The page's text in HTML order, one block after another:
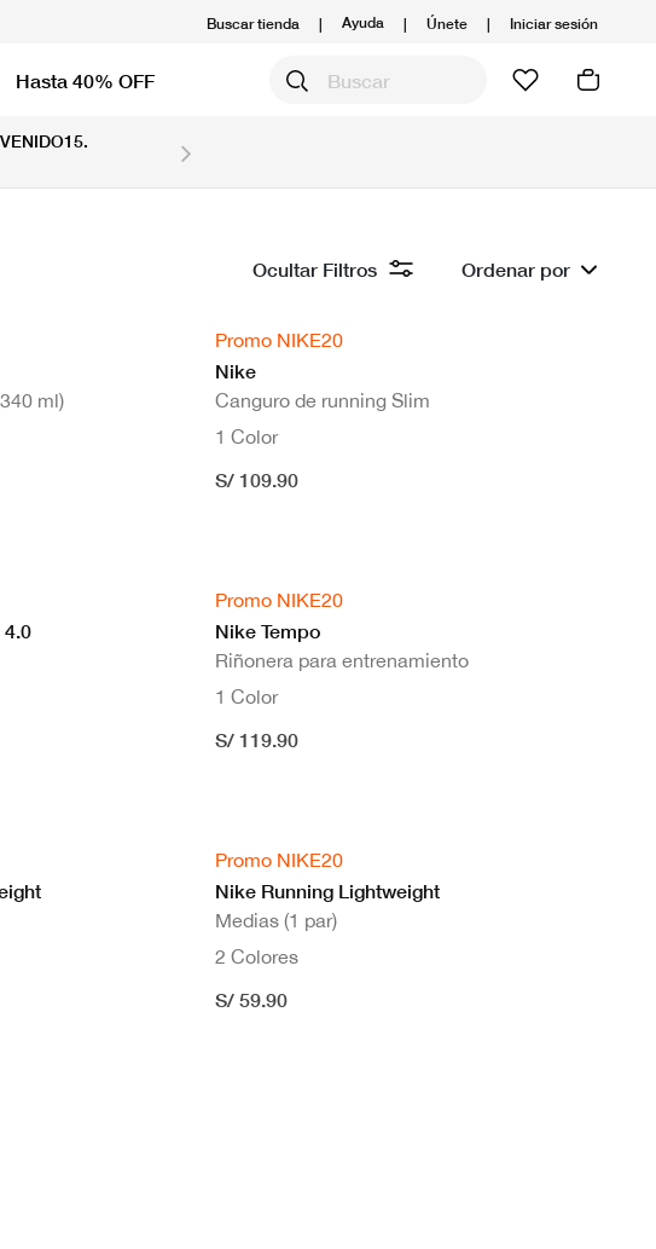
Buscar tienda | Ayuda | Únete | Iniciar sesión
Hasta 40% OFF
Ocultar Filtros Ordenar por
ml)
Promo NIKE20
Nike
Canguro de running Slim
1 Color
S/ 109.90
Promo NIKE20
Nike Tempo
Riñonera para entrenamiento
1 Color
S/ 119.90
Promo NIKE20
Nike Running Lightweight
Medias (1 par)
2 Colores
S/ 59.90